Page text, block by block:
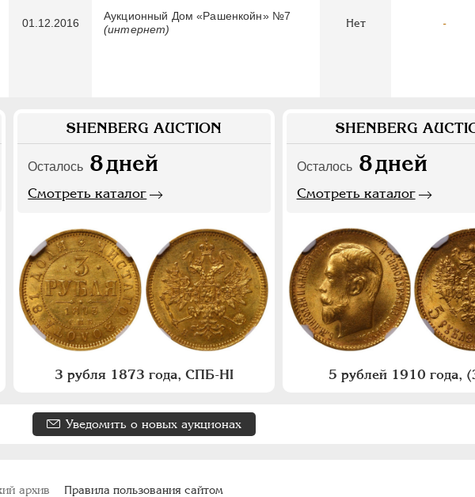
01.12.2016
Аукционный Дом «Рашенкойн» №7
(интернет)
Нет -
SHENBERG AUCTION
Осталось 8дней
Смотреть каталог
3 рубля 1873 года, СПБ-НI
SHENBERG
Осталось 8дней
Смотреть каталог
5 рублей 1910 года,
Уведомить о новых аукционах
архив Правила пользования сайтом